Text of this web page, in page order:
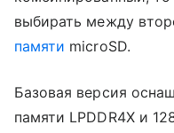
выбирать между
памяти microSD.
Базовая версия
памяти LPDDR4X и